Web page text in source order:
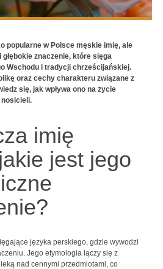
popularne w Polsce męskie imię, ale
znaczenie, które sięga
Wschodu i tradycji chrześcijańskiej.
oraz cechy charakteru związane z
się, jak wpływa ono na życie
nosicieli.
imię
jest jego
języka perskiego, gdzie wywodzi
Jego etymologia łączy się z
nad cennymi przedmiotami, co